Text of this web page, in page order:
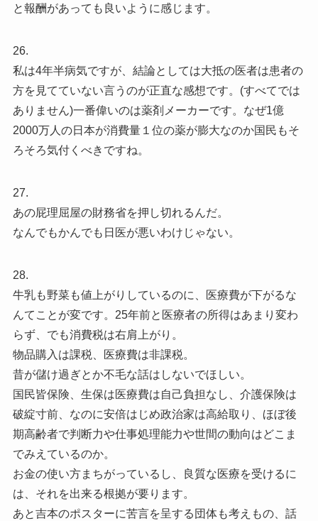
と報酬があっても良いように感じます。
26.
私は4年半病気ですが、結論としては大抵の医者は患者の
方を見てていない言うのが正直な感想です。(すべてでは
ありません)一番偉いのは薬剤メーカーです。なぜ1億
2000万人の日本が消費量１位の薬が膨大なのか国民もそ
ろそろ気付くべきですね。
27.
あの屁理屈屋の財務省を押し切れるんだ。
なんでもかんでも日医が悪いわけじゃない。
28.
牛乳も野菜も値上がりしているのに、医療費が下がるな
んてことが変です。25年前と医療者の所得はあまり変わ
らず、でも消費税は右肩上がり。
物品購入は課税、医療費は非課税。
昔が儲け過ぎとか不毛な話はしないでほしい。
国民皆保険、生保は医療費は自己負担なし、介護保険は
破綻寸前、なのに安倍はじめ政治家は高給取り、ほぼ後
期高齢者で判断力や仕事処理能力や世間の動向はどこま
でみえているのか。
お金の使い方まちがっているし、良質な医療を受けるに
は、それを出来る根拠が要ります。
あと吉本のポスターに苦言を呈する団体も考えもの、話